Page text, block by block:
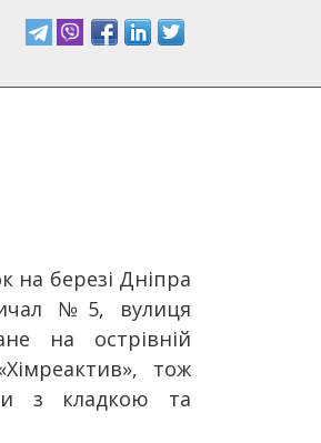
на березі Дніпра
№5, вулиця
на острівній
тож
з кладкою та